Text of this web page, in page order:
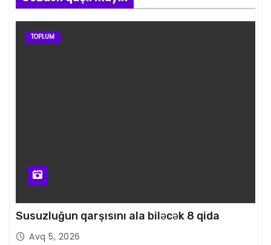
TOPLUM
Susuzluğun qarşısını ala biləcək 8 qida
Avq 5, 2026